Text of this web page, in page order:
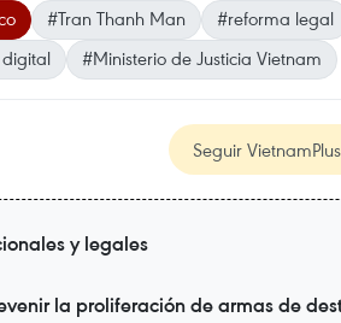
#Tran Thanh Man
#reforma legal
#Ministerio de Justicia Vietnam
Seguir VietnamPlus
y legales
la proliferación de armas de